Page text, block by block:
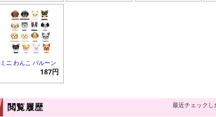
ミニ わんこ バルーン
187円
閲覧履歴 最近チェックし